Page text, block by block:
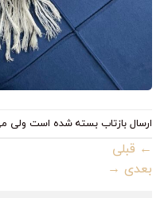
ارسال بازتاب بسته شده است ولی
← قبلی
بعدی →